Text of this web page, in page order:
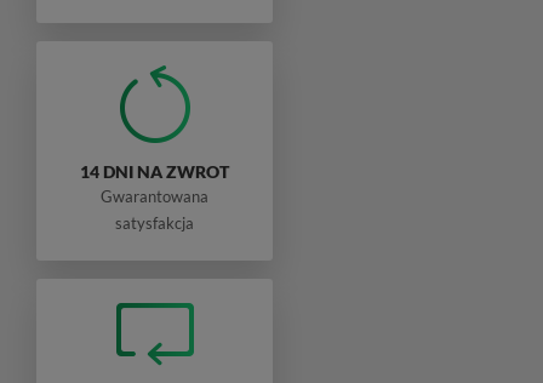
14 DNI NA ZWROT
Gwarantowana
satysfakcja